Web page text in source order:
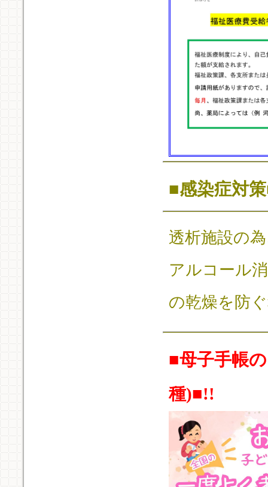
■感染症対
透析施設の
アルコール
の乾燥を防
■母子手帳
種)■!!